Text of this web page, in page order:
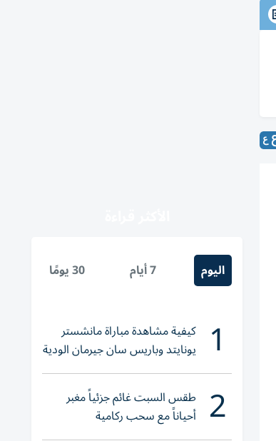
اليوم 7 أيام 30 يومًا
1 كيفية مشاهدة مباراة مانشستر
يونايتد وباريس سان جيرمان الودية
والقنوات الناقلة
2 طقس السبت غائم جزئياً مغبر
أحياناً مع سحب ركامية